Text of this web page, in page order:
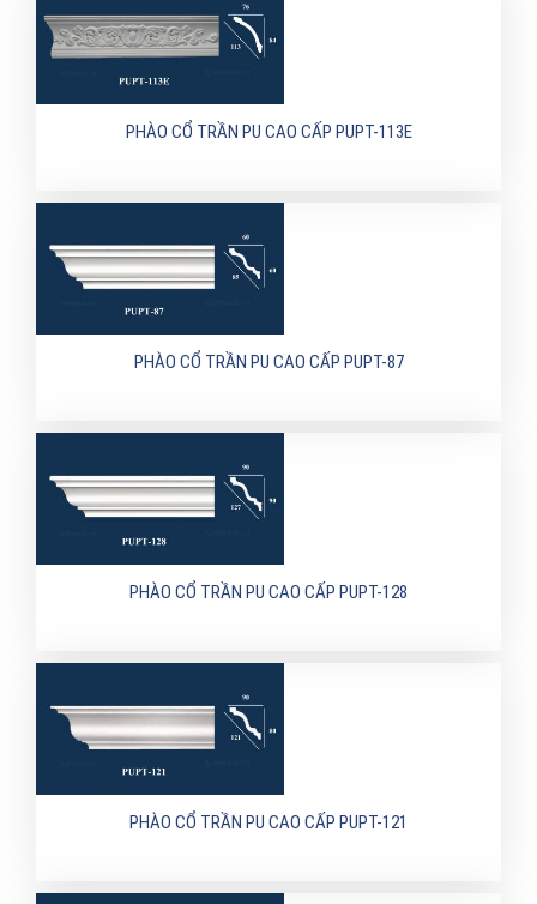
PHÀO CỔ TRẦN PU CAO CẤP PUPT-113E
PHÀO CỔ TRẦN PU CAO CẤP PUPT-87
PHÀO CỔ TRẦN PU CAO CẤP PUPT-128
PHÀO CỔ TRẦN PU CAO CẤP PUPT-121